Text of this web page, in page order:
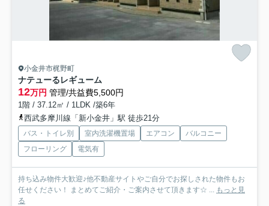
小金井市梶野町
ナテューるレギューム
12万円 管理/共益費5,500円
1階 / 37.12㎡ / 1LDK /築6年
西武多摩川線「新小金井」駅 徒歩21分
バス・トイレ別 室内洗濯機置場 エアコン
バルコニー
フローリング
電気有
持ち込み物件大歓迎♪他不動産サイトやご自分でお探しされた物件もお
任せください！ まとめてご紹介・ご案内させて頂きます☆ ...
もっと見
る